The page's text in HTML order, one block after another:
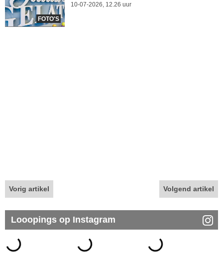
FOTO'S
10-07-2026, 12.26 uur
Vorig artikel Volgend artikel
Looopings op Instagram